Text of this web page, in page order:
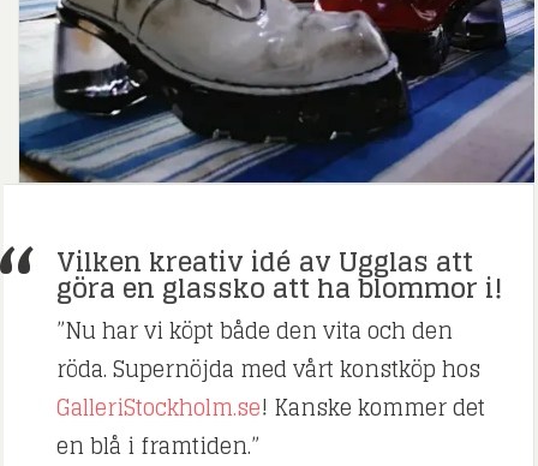
Vilken kreativ idé av Ugglas att
göra en glassko att ha blommor i!
”Nu har vi köpt både den vita och den
röda. Supernöjda med vårt konstköp hos
GalleriStockholm.se! Kanske kommer det
en blå i framtiden.”